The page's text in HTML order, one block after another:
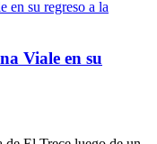
Viale en su